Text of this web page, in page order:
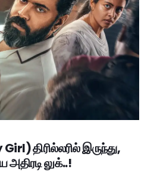
திரில்லரில் இருந்து,
அதிரடி லுக்..!